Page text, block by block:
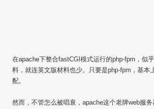
在apache下整合fastCGI模式运行的php-fpm，似
料，就连英文版材料也少。只要是php-fpm，基本
配。
然而，不管怎么被唱衰，apache这个老牌web服